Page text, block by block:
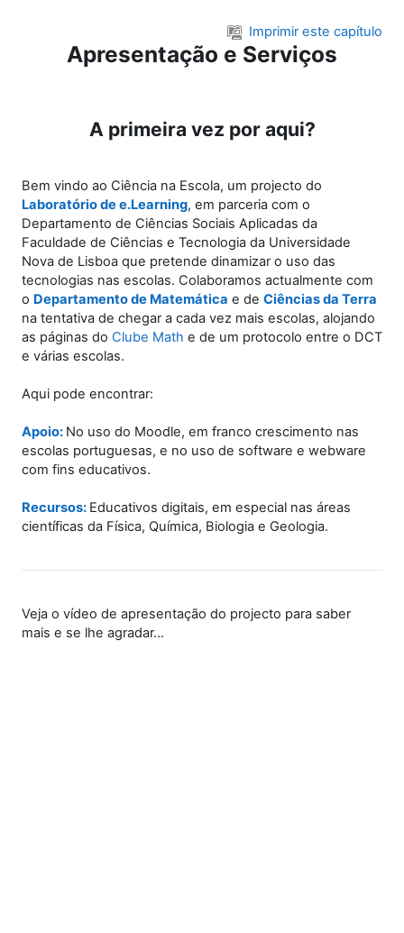
Imprimir este capítulo
Apresentação e Serviços
A primeira vez por aqui?
Bem vindo ao Ciência na Escola, um projecto do
Laboratório de e.Learning, em parceria com o
Departamento de Ciências Sociais Aplicadas da
Faculdade de Ciências e Tecnologia da Universidade
Nova de Lisboa que pretende dinamizar o uso das
tecnologias nas escolas. Colaboramos actualmente com
o Departamento de Matemática e de Ciências da Terra
na tentativa de chegar a cada vez mais escolas, alojando
as páginas do Clube Math e de um protocolo entre o DCT
e várias escolas.
Aqui pode encontrar:
Apoio: No uso do Moodle, em franco crescimento nas
escolas portuguesas, e no uso de software e webware
com fins educativos.
Recursos: Educativos digitais, em especial nas áreas
científicas da Física, Química, Biologia e Geologia.
Veja o vídeo de apresentação do projecto para saber
mais e se lhe agradar...